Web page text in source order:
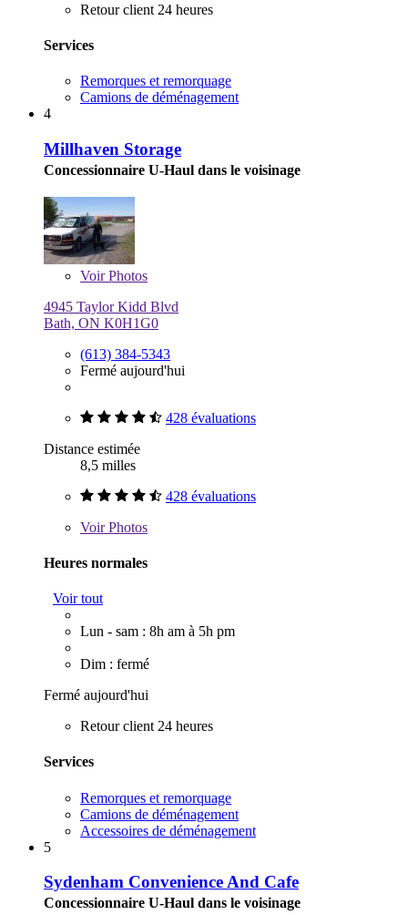
Retour client 24 heures
Services
Remorques et remorquage
Camions de déménagement
4
Millhaven Storage
Concessionnaire U-Haul dans le voisinage
VoirPhotos
4945 Taylor Kidd Blvd
Bath, ON K0H1G0
(613) 384-5343
Fermé aujourd'hui
428 évaluations
Distance estimée
8,5 milles
428 évaluations
VoirPhotos
Heures normales
Voir tout
Lun - sam : 8h am à 5h pm
Dim : fermé
Fermé aujourd'hui
Retour client 24 heures
Services
Remorques et remorquage
Camions de déménagement
Accessoires de déménagement
5
Sydenham Convenience And Cafe
Concessionnaire U-Haul dans le voisinage